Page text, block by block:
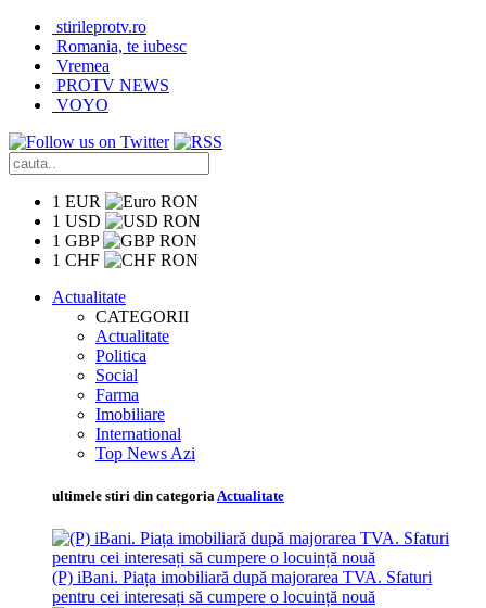
stirileprotv.ro
Romania, te iubesc
Vremea
PROTV NEWS
VOYO
1 EUR
RON
1 USD
RON
1 GBP
RON
1 CHF
RON
Actualitate
CATEGORII
Actualitate
Politica
Social
Farma
Imobiliare
International
Top News Azi
ultimele stiri din categoriaActualitate
(P) iBani. Piața imobiliară după majorarea TVA. Sfaturi
pentru cei interesați să cumpere o locuință nouă